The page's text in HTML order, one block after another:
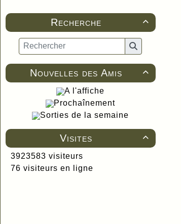

Recherche

Nouvelles des Amis
A l'affiche
Prochaînement
Sorties de la semaine

Visites
3923583 visiteurs
76 visiteurs en ligne